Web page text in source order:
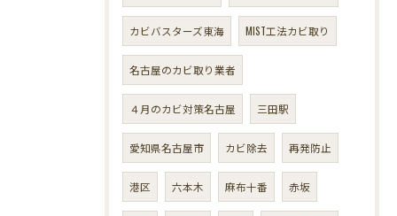
カビバスターズ東海 MIST工法カビ取り
名古屋のカビ取り業者
４月のカビ対策名古屋 三田駅
愛知県名古屋市 カビ除去 再発防止
港区 六本木 麻布十番 赤坂